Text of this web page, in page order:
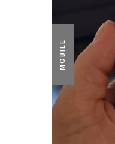
MOBILE